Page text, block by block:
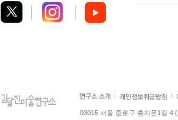
03015 서울 종로구 홍지문1길 4